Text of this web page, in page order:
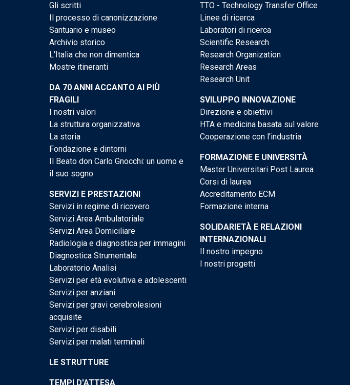
Gli scritti
Il processo di canonizzazione
Santuario e museo
Archivio storico
L'Italia che non dimentica
Mostre itineranti
DA 70 ANNI ACCANTO AI PIÙ
FRAGILI
I nostri valori
La struttura organizzativa
La storia
Fondazione e dintorni
Il Beato don Carlo Gnocchi: un uomo e
il suo sogno
SERVIZI E PRESTAZIONI
Servizi in regime di ricovero
Servizi Area Ambulatoriale
Servizi Area Domiciliare
Radiologia e diagnostica per immagini
Diagnostica Strumentale
Laboratorio Analisi
Servizi per età evolutiva e adolescenti
Servizi per anziani
Servizi per gravi cerebrolesioni
acquisite
Servizi per disabili
Servizi per malati terminali
LE STRUTTURE
TEMPI D'ATTESA
TTO - Technology Transfer Office
Linee di ricerca
Laboratori di ricerca
Scientific Research
Research Organization
Research Areas
Research Unit
SVILUPPO INNOVAZIONE
Direzione e obiettivi
HTA e medicina basata sul valore
Cooperazione con l'industria
FORMAZIONE E UNIVERSITÀ
Master Universitari Post Laurea
Corsi di laurea
Accreditamento ECM
Formazione interna
SOLIDARIETÀ E RELAZIONI
INTERNAZIONALI
Il nostro impegno
I nostri progetti